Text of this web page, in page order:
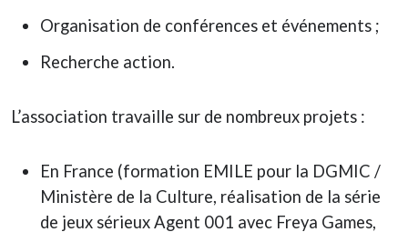
Organisation de conférences et événements ;
Recherche action.
L’association travaille sur de nombreux projets :
En France (formation EMILE pour la DGMIC /
Ministère de la Culture, réalisation de la série
de jeux sérieux Agent 001 avec Freya Games,